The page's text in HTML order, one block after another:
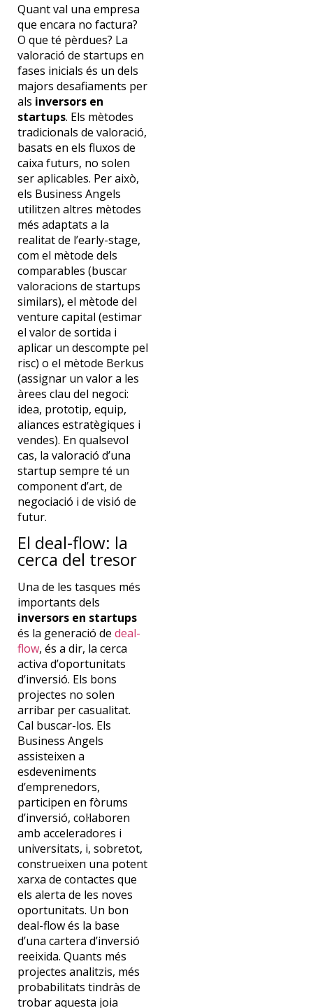
Quant val una empresa
que encara no factura?
O que té pèrdues? La
valoració de startups en
fases inicials és un dels
majors desafiaments per
als inversors en
startups. Els mètodes
tradicionals de valoració,
basats en els fluxos de
caixa futurs, no solen
ser aplicables. Per això,
els Business Angels
utilitzen altres mètodes
més adaptats a la
realitat de l’early-stage,
com el mètode dels
comparables (buscar
valoracions de startups
similars), el mètode del
venture capital (estimar
el valor de sortida i
aplicar un descompte pel
risc) o el mètode Berkus
(assignar un valor a les
àrees clau del negoci:
idea, prototip, equip,
aliances estratègiques i
vendes). En qualsevol
cas, la valoració d’una
startup sempre té un
component d’art, de
negociació i de visió de
futur.
El deal-flow: la
cerca del tresor
Una de les tasques més
importants dels
inversors en startups
és la generació de deal-
flow, és a dir, la cerca
activa d’oportunitats
d’inversió. Els bons
projectes no solen
arribar per casualitat.
Cal buscar-los. Els
Business Angels
assisteixen a
esdeveniments
d’emprenedors,
participen en fòrums
d’inversió, col·laboren
amb acceleradores i
universitats, i, sobretot,
construeixen una potent
xarxa de contactes que
els alerta de les noves
oportunitats. Un bon
deal-flow és la base
d’una cartera d’inversió
reeixida. Quants més
projectes analitzis, més
probabilitats tindràs de
trobar aquesta joia